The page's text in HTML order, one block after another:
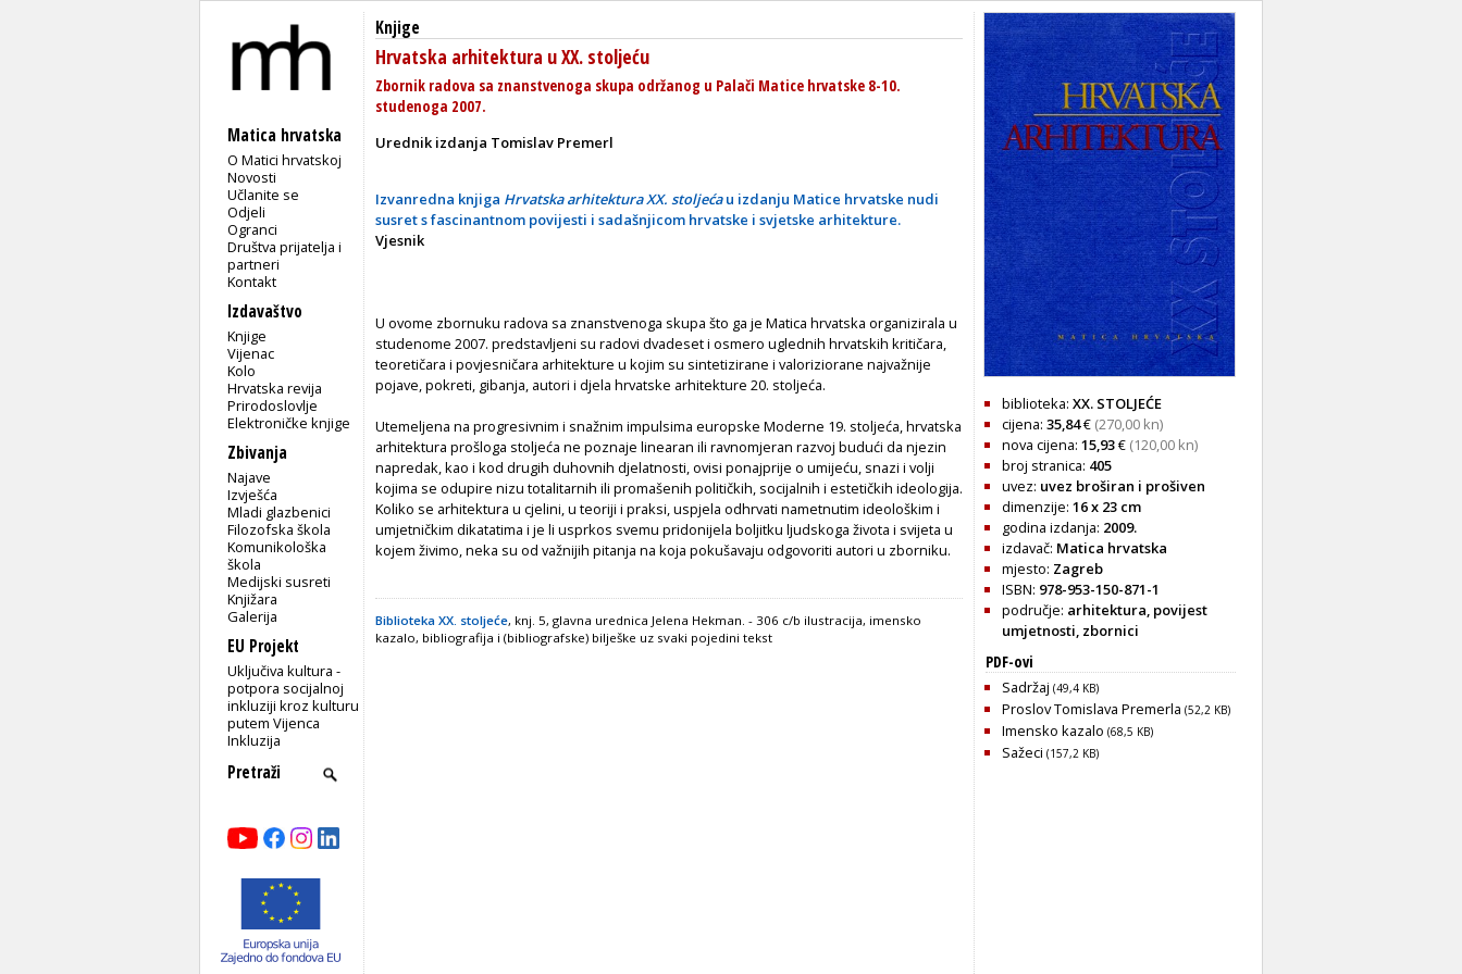
Matica hrvatska
O Matici hrvatskoj
Novosti
Učlanite se
Odjeli
Ogranci
Društva prijatelja i
partneri
Kontakt
Izdavaštvo
Knjige
Vijenac
Kolo
Hrvatska revija
Prirodoslovlje
Elektroničke knjige
Zbivanja
Najave
Izvješća
Mladi glazbenici
Filozofska škola
Komunikološka
škola
Medijski susreti
Knjižara
Galerija
EU Projekt
Uključiva kultura -
potpora socijalnoj
inkluziji kroz kulturu
putem Vijenca
Inkluzija
Knjige
Hrvatska arhitektura u XX. stoljeću
Zbornik radova sa znanstvenoga skupa održanog u Palači Matice hrvatske 8-10.
studenoga 2007.
Urednik izdanja Tomislav Premerl
Izvanredna knjiga Hrvatska arhitektura XX. stoljećau izdanju Matice hrvatske nudi
susret s fascinantnom povijesti i sadašnjicom hrvatske i svjetske arhitekture.
Vjesnik
U ovome zbornuku radova sa znanstvenoga skupa što ga je Matica hrvatska organizirala u
studenome 2007. predstavljeni su radovi dvadeset i osmero uglednih hrvatskih kritičara,
teoretičara i povjesničara arhitekture u kojim su sintetizirane i valoriziorane najvažnije
pojave, pokreti, gibanja, autori i djela hrvatske arhitekture 20. stoljeća.
Utemeljena na progresivnim i snažnim impulsima europske Moderne 19. stoljeća, hrvatska
arhitektura prošloga stoljeća ne poznaje linearan ili ravnomjeran razvoj budući da njezin
napredak, kao i kod drugih duhovnih djelatnosti, ovisi ponajprije o umijeću, snazi i volji
kojima se odupire nizu totalitarnih ili promašenih političkih, socijalnih i estetičkih ideologija.
Koliko se arhitektura u cjelini, u teoriji i praksi, uspjela odhrvati nametnutim ideološkim i
umjetničkim dikatatima i je li usprkos svemu pridonijela boljitku ljudskoga života i svijeta u
kojem živimo, neka su od važnijih pitanja na koja pokušavaju odgovoriti autori u zborniku.
Biblioteka XX. stoljeće, knj. 5, glavna urednica Jelena Hekman. - 306 c/b ilustracija, imensko
kazalo, bibliografija i (bibliografske) bilješke uz svaki pojedini tekst
biblioteka: XX. STOLJEĆE
cijena: 35,84€ (270,00 kn)
nova cijena: 15,93€ (120,00 kn)
broj stranica: 405
uvez: uvez broširan i prošiven
dimenzije: 16 x 23 cm
godina izdanja: 2009.
izdavač: Matica hrvatska
mjesto: Zagreb
ISBN: 978-953-150-871-1
područje: arhitektura povijest
umjetnosti zbornici
PDF-ovi
Sadržaj (49,4 KB)
Proslov Tomislava Premerla (52,2 KB)
Imensko kazalo (68,5 KB)
Sažeci (157,2 KB)